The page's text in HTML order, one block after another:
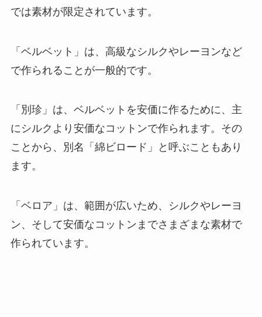
では素材が限定されています。
「ベルベット」は、高級なシルクやレーヨンなど
で作られることが一般的です。
「別珍」は、ベルベットを安価に作るために、主
にシルクより安価なコットンで作られます。その
ことから、別名「綿ビロード」と呼ぶこともあり
ます。
「ベロア」は、範囲が広いため、シルクやレーヨ
ン、そして安価なコットンまでさまざまな素材で
作られています。